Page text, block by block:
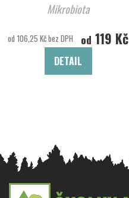
Mikrobiota
od 106,25 Kč bez DPH od 119 Kč
DETAIL